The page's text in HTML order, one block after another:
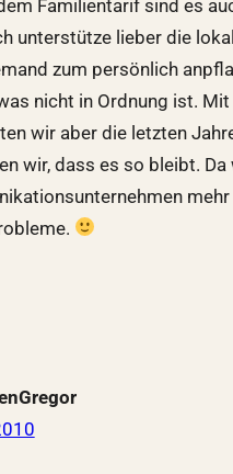
Familientarif sind es
unterstütze lieber die
zum persönlich
nicht in Ordnung ist.
wir aber die letzten
wir, dass es so bleibt. Da
mehr